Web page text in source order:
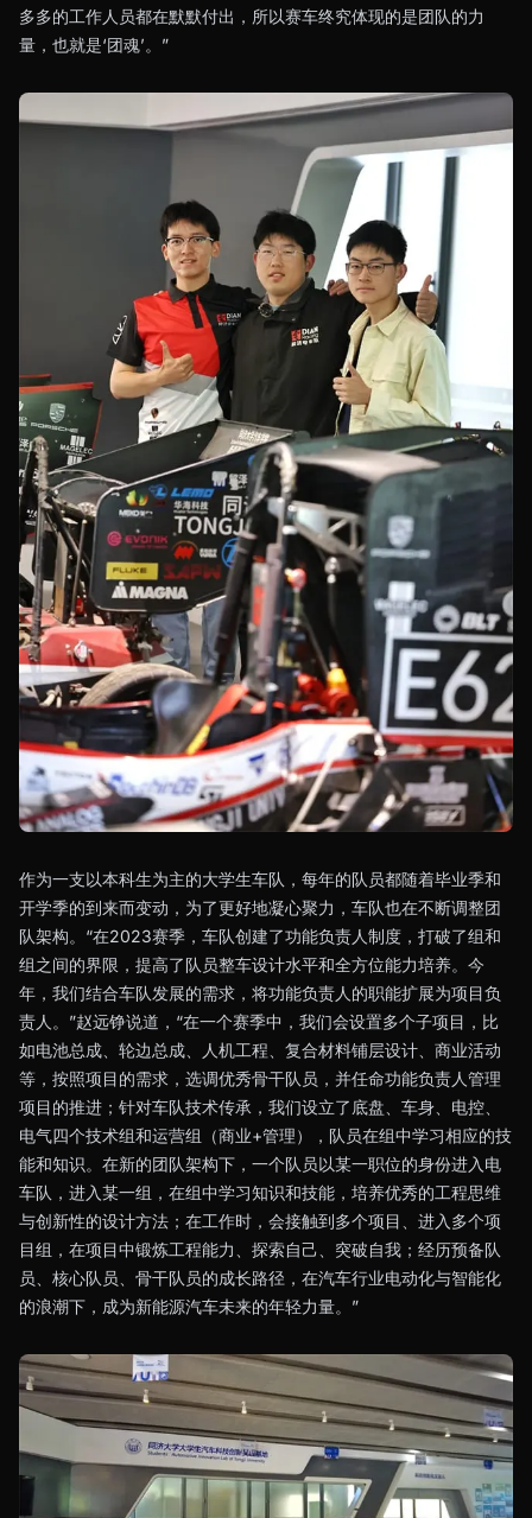
多多的工作人员都在默默付出，所以赛车终究体现的是团队的力
量，也就是‘团魂’。”
作为一支以本科生为主的大学生车队，每年的队员都随着毕业季和
开学季的到来而变动，为了更好地凝心聚力，车队也在不断调整团
队架构。“在2023赛季，车队创建了功能负责人制度，打破了组和
组之间的界限，提高了队员整车设计水平和全方位能力培养。今
年，我们结合车队发展的需求，将功能负责人的职能扩展为项目负
责人。”赵远铮说道，“在一个赛季中，我们会设置多个子项目，比
如电池总成、轮边总成、人机工程、复合材料铺层设计、商业活动
等，按照项目的需求，选调优秀骨干队员，并任命功能负责人管理
项目的推进；针对车队技术传承，我们设立了底盘、车身、电控、
电气四个技术组和运营组（商业+管理），队员在组中学习相应的技
能和知识。在新的团队架构下，一个队员以某一职位的身份进入电
车队，进入某一组，在组中学习知识和技能，培养优秀的工程思维
与创新性的设计方法；在工作时，会接触到多个项目、进入多个项
目组，在项目中锻炼工程能力、探索自己、突破自我；经历预备队
员、核心队员、骨干队员的成长路径，在汽车行业电动化与智能化
的浪潮下，成为新能源汽车未来的年轻力量。”